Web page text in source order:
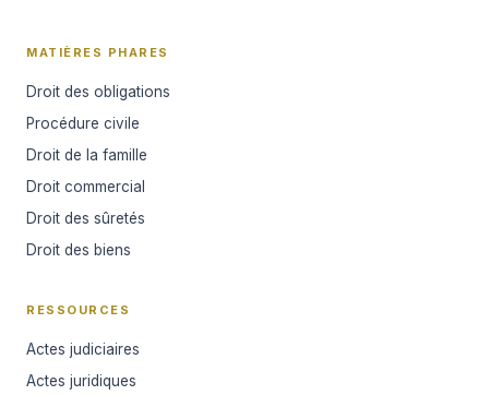
MATIÈRES PHARES
Droit des obligations
Procédure civile
Droit de la famille
Droit commercial
Droit des sûretés
Droit des biens
RESSOURCES
Actes judiciaires
Actes juridiques